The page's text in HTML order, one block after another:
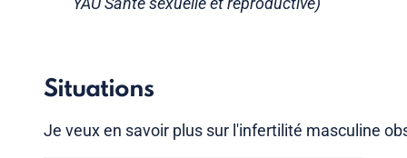
Situations
Je veux en savoir plus sur l'infertilité masculine